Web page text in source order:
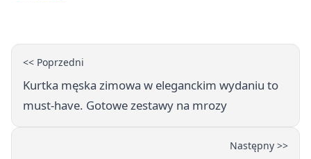
<< Poprzedni
Kurtka męska zimowa w eleganckim wydaniu to
must-have. Gotowe zestawy na mrozy
Następny >>